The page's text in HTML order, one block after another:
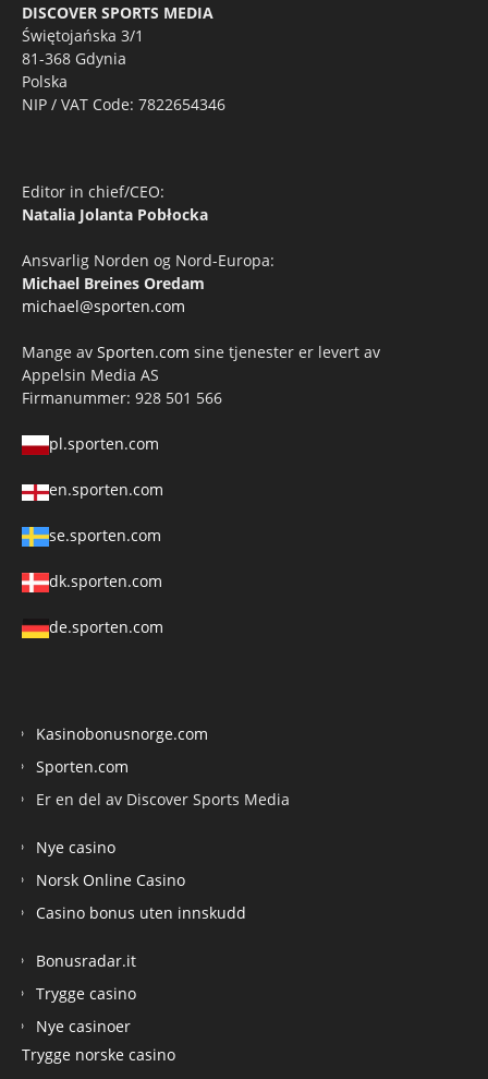
DISCOVER SPORTS MEDIA
Świętojańska 3/1
81-368 Gdynia
Polska
NIP / VAT Code: 7822654346
Editor in chief/CEO:
Natalia Jolanta Pobłocka
Ansvarlig Norden og Nord-Europa:
Michael Breines Oredam
michael@sporten.com
Mange av Sporten.com sine tjenester er levert av
Appelsin Media AS
Firmanummer: 928 501 566
pl.sporten.com
en.sporten.com
se.sporten.com
dk.sporten.com
de.sporten.com
Kasinobonusnorge.com
Sporten.com
Er en del av Discover Sports Media
Nye casino
Norsk Online Casino
Casino bonus uten innskudd
Bonusradar.it
Trygge casino
Nye casinoer
Trygge norske casino